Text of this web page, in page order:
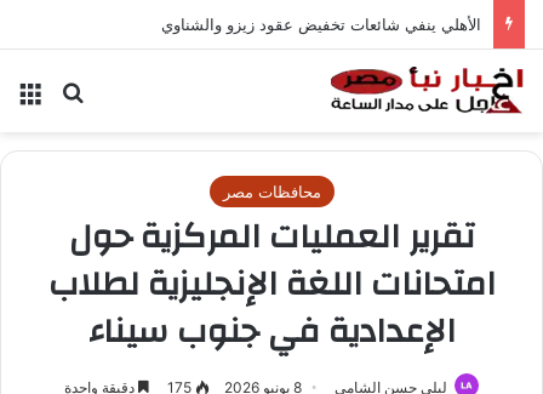
الأهلي ينفي شائعات تخفيض عقود زيزو والشناوي
بحث
محافظات مصر
تقرير العمليات المركزية حول
امتحانات اللغة الإنجليزية لطلاب
الإعدادية في جنوب سيناء
ليلى حسن الشامي 8 يونيو 2026 175 دقيقة واحدة